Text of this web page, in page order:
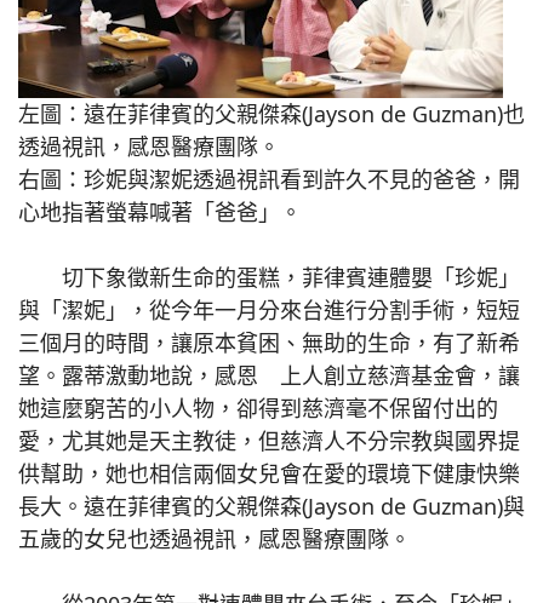
左圖：遠在菲律賓的父親傑森(Jayson de Guzman)也
透過視訊，感恩醫療團隊。
右圖：珍妮與潔妮透過視訊看到許久不見的爸爸，開
心地指著螢幕喊著「爸爸」。
切下象徵新生命的蛋糕，菲律賓連體嬰「珍妮」
與「潔妮」，從今年一月分來台進行分割手術，短短
三個月的時間，讓原本貧困、無助的生命，有了新希
望。露蒂激動地說，感恩 上人創立慈濟基金會，讓
她這麼窮苦的小人物，卻得到慈濟毫不保留付出的
愛，尤其她是天主教徒，但慈濟人不分宗教與國界提
供幫助，她也相信兩個女兒會在愛的環境下健康快樂
長大。遠在菲律賓的父親傑森(Jayson de Guzman)與
五歲的女兒也透過視訊，感恩醫療團隊。